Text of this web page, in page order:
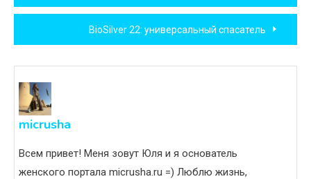
по
записям
BioSilver 22: универсальный спасатель
micrusha
Всем привет! Меня зовут Юля и я основатель
женского портала micrusha.ru =) Люблю жизнь,